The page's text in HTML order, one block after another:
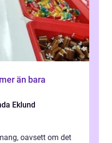
Eklund
oavsett om det